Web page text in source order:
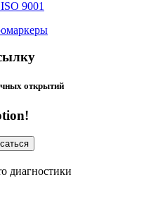
открытий
диагностики